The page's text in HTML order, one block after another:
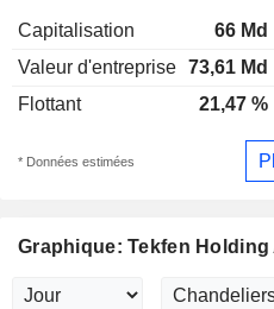
Capitalisation 66 Md
Valeur d'entreprise 73,61 Md
Flottant
21,47 %
* Données estimées
Graphique: Tekfen